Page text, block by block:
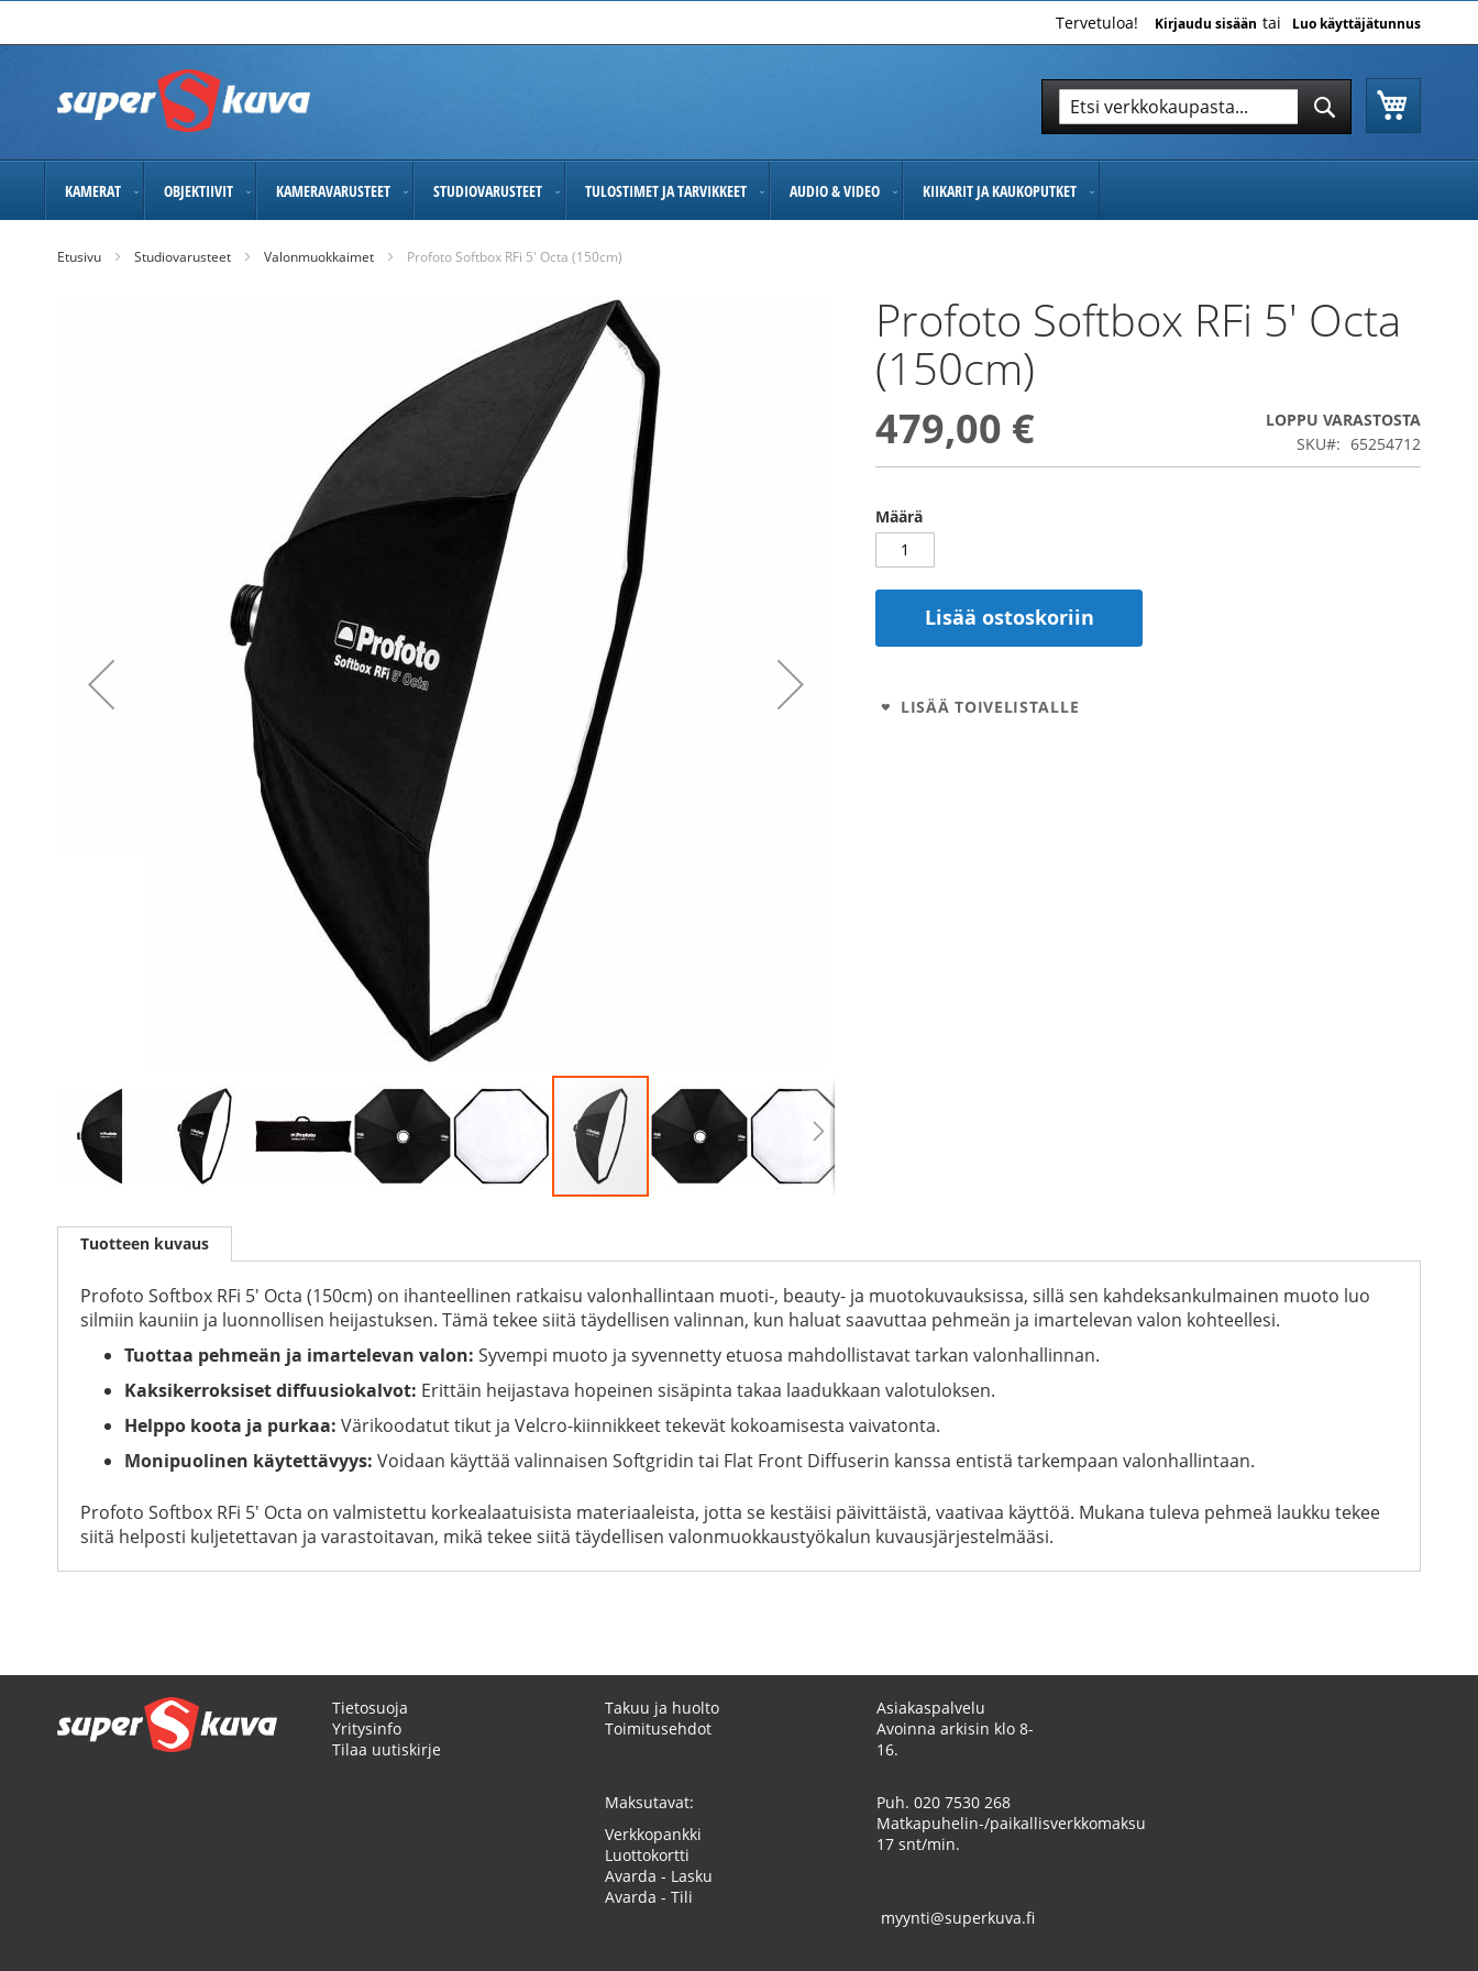
to
Tervetuloa! Kirjaudu sisään Luo käyttäjätunnus
Hae
KAMERAT OBJEKTIIVIT KAMERAVARUSTEET STUDIOVARUSTEET TULOSTIMET JA TARVIKKEET AUDIO & VIDEO KIIKARIT JA KAUKOPUTKET
Etusivu Studiovarusteet Valonmuokkaimet Profoto Softbox RFi 5' Octa (150cm)
Profoto Softbox RFi 5' Octa
(150cm)
479,00 €
LOPPU VARASTOSTA
SKU
65254712
Määrä
Lisää ostoskoriin
LISÄÄ TOIVELISTALLE
to
images
gallery
Tuotteen kuvaus
Profoto Softbox RFi 5' Octa (150cm) on ihanteellinen ratkaisu valonhallintaan muoti-, beauty- ja muotokuvauksissa, sillä sen kahdeksankulmainen muoto luo
silmiin kauniin ja luonnollisen heijastuksen. Tämä tekee siitä täydellisen valinnan, kun haluat saavuttaa pehmeän ja imartelevan valon kohteellesi.
Tuottaa pehmeän ja imartelevan valon: Syvempi muoto ja syvennetty etuosa mahdollistavat tarkan valonhallinnan.
Kaksikerroksiset diffuusiokalvot: Erittäin heijastava hopeinen sisäpinta takaa laadukkaan valotuloksen.
Helppo koota ja purkaa: Värikoodatut tikut ja Velcro-kiinnikkeet tekevät kokoamisesta vaivatonta.
Monipuolinen käytettävyys: Voidaan käyttää valinnaisen Softgridin tai Flat Front Diffuserin kanssa entistä tarkempaan valonhallintaan.
Profoto Softbox RFi 5' Octa on valmistettu korkealaatuisista materiaaleista, jotta se kestäisi päivittäistä, vaativaa käyttöä. Mukana tuleva pehmeä laukku tekee
siitä helposti kuljetettavan ja varastoitavan, mikä tekee siitä täydellisen valonmuokkaustyökalun kuvausjärjestelmääsi.
Tietosuoja
Yritysinfo
Tilaa uutiskirje
Takuu ja huolto
Toimitusehdot
Maksutavat:
Verkkopankki
Luottokortti
Avarda - Lasku
Avarda - Tili
Asiakaspalvelu
Avoinna arkisin klo 8-
16.
Puh. 020 7530 268
Matkapuhelin-/paikallisverkkomaksu
17 snt/min.
myynti@superkuva.fi